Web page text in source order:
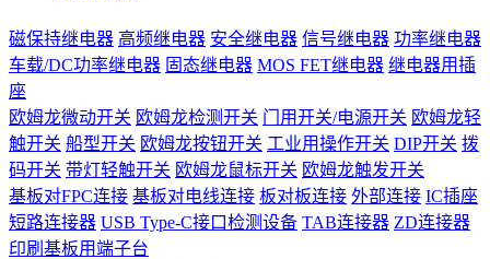
磁保持继电器 高频继电器 安全继电器 信号继电器 功率继电器
车载/DC功率继电器 固态继电器 MOS FET继电器 继电器用插
座
欧姆龙微动开关 欧姆龙检测开关 门用开关/电源开关 欧姆龙轻
触开关 船型开关 欧姆龙按钮开关 工业用操作开关 DIP开关 拨
码开关 带灯轻触开关 欧姆龙鼠标开关 欧姆龙触发开关
基板对FPC连接 基板对电线连接 板对板连接 外部连接 IC插座
短路连接器 USB Type-C接口检测设备 TAB连接器 ZD连接器
印刷基板用端子台